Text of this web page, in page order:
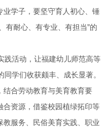
学子，要坚守育人初心、锤
有耐心、有专业、有担当”的
践活动，让福建幼儿师范高等
学们收获颇丰、成长显著。
结合劳动教育与美育教育要
资源，借鉴校园植绿拓印等
服务、民俗美育实践、职业